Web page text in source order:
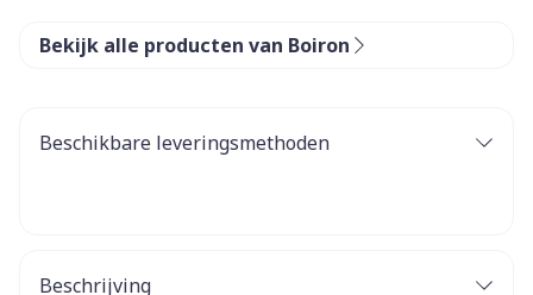
Bekijk alle producten van Boiron
Beschikbare leveringsmethoden
Beschrijving